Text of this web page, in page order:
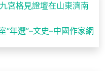
宮格見證壇在山東濟南
“年選”–文史–中國作家網